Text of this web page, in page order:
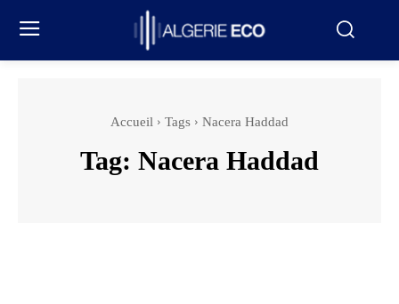
Accueil Tags Nacera Haddad
Tag: Nacera Haddad